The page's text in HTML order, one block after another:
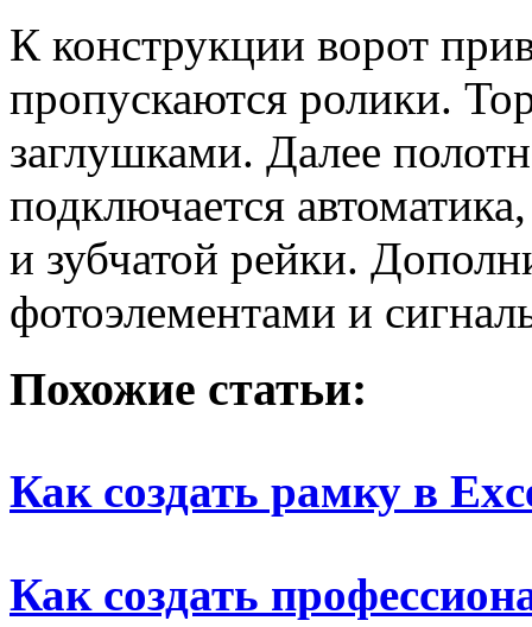
К конструкции ворот
пропускаются ролики.
заглушками. Далее
подключается
и зубчатой рейки.
фотоэлементами и
Похожие статьи:
Как создать рамку в
Как создать